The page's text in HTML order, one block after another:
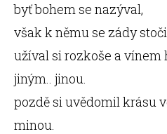
byť bohem se nazýval,
však k němu se zády
užíval si rozkoše a vínem
jiným.. jinou.
pozdě si uvědomil krásu
minou.